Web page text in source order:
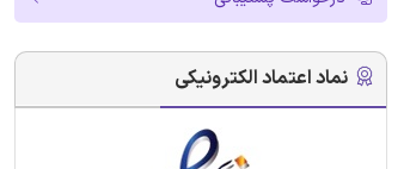
نماد اعتماد الکترونیکی